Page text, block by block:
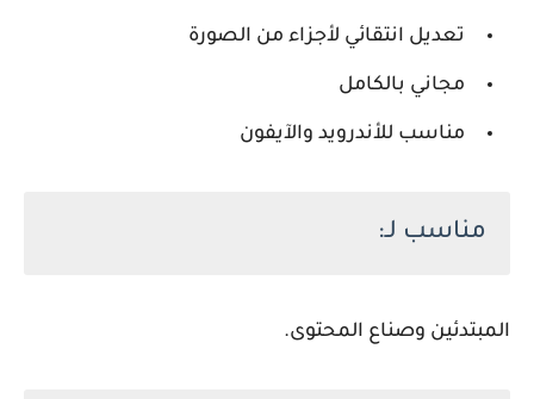
تعديل انتقائي لأجزاء من الصورة
مجاني بالكامل
مناسب للأندرويد والآيفون
مناسب لـ:
المبتدئين وصناع المحتوى.